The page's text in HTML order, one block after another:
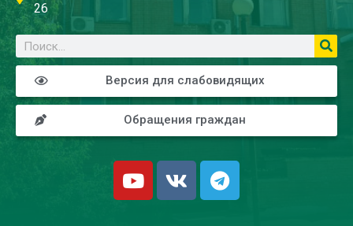
26
Версия для слабовидящих
Обращения граждан